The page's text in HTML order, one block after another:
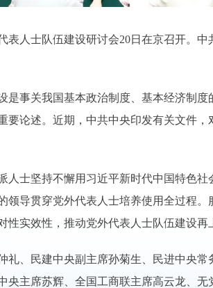
人士队伍建设研讨会20日在京召开。中
事关我国基本政治制度、基本经济制度
要论述。近期，中共中央印发有关文件
士坚持不懈用习近平新时代中国特色社
领导贯穿党外代表人士培养使用全过程
实效性，推动党外代表人士队伍建设再
、民建中央副主席孙菊生、民进中央常
央主席苏辉、全国工商联主席高云龙、